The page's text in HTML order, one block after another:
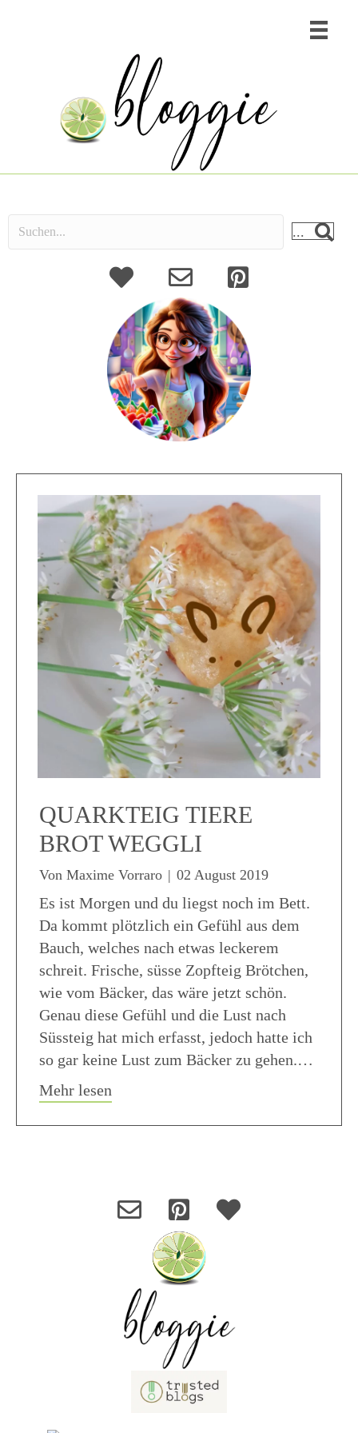
...
About Kontakt
QUARKTEIG TIERE
BROT WEGGLI
Von Maxime Vorraro | 02 August 2019
Es ist Morgen und du liegst noch im Bett.
Da kommt plötzlich ein Gefühl aus dem
Bauch, welches nach etwas leckerem
schreit. Frische, süsse Zopfteig Brötchen,
wie vom Bäcker, das wäre jetzt schön.
Genau diese Gefühl und die Lust nach
Süssteig hat mich erfasst, jedoch hatte ich
so gar keine Lust zum Bäcker zu gehen.…
Mehr lesen